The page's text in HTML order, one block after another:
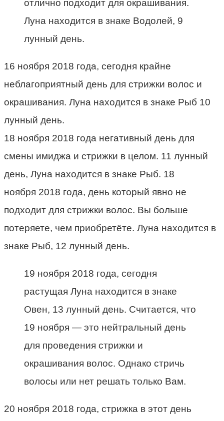
отлично подходит для окрашивания.
Луна находится в знаке Водолей, 9
лунный день.
16 ноября 2018 года, сегодня крайне
неблагоприятный день для стрижки волос и
окрашивания. Луна находится в знаке Рыб 10
лунный день.
18 ноября 2018 года негативный день для
смены имиджа и стрижки в целом. 11 лунный
день, Луна находится в знаке Рыб. 18
ноября 2018 года, день который явно не
подходит для стрижки волос. Вы больше
потеряете, чем приобретёте. Луна находится в
знаке Рыб, 12 лунный день.
19 ноября 2018 года, сегодня
растущая Луна находится в знаке
Овен, 13 лунный день. Считается, что
19 ноября — это нейтральный день
для проведения стрижки и
окрашивания волос. Однако стричь
волосы или нет решать только Вам.
20 ноября 2018 года, стрижка в этот день